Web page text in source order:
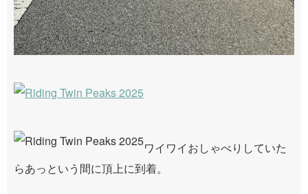
ワイワイおしゃべりしていた
らあっという間に頂上に到着。